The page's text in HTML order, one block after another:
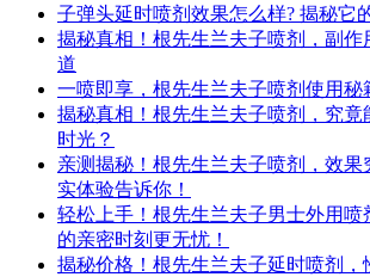
子弹头延时喷剂效果怎么样? 揭秘它
揭秘真相！根先生兰夫子喷剂，副作
道
一喷即享，根先生兰夫子喷剂使用秘
揭秘真相！根先生兰夫子喷剂，究竟
时光？
亲测揭秘！根先生兰夫子喷剂，效果
实体验告诉你！
轻松上手！根先生兰夫子男士外用喷
的亲密时刻更无忧！
揭秘价格！根先生兰夫子延时喷剂，